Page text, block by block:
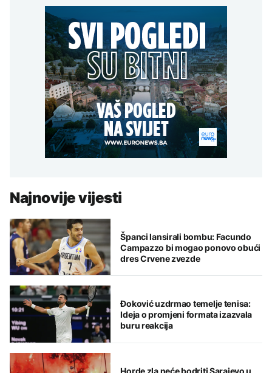
Najnovije vijesti
Španci lansirali bombu: Facundo
Campazzo bi mogao ponovo obući
dres Crvene zvezde
Đoković uzdrmao temelje tenisa:
Ideja o promjeni formata izazvala
buru reakcija
Horde zla neće bodriti Sarajevo u